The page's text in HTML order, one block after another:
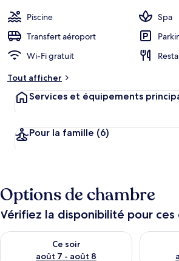
Piscine
Spa
Transfert aéroport
Wi-Fi gratuit
Tout afficher
Services et équipements
Pour la famille (6)
Options de chambre
Vérifiez la disponibilité pour ces
Ce soir
août 7 - août 8
Vérifier la disponibilité pour ce soir août
Vérifier